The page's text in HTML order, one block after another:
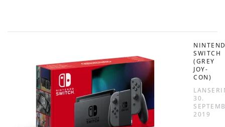
SWITCH
(GREY
JOY-
CON)
30.
2019